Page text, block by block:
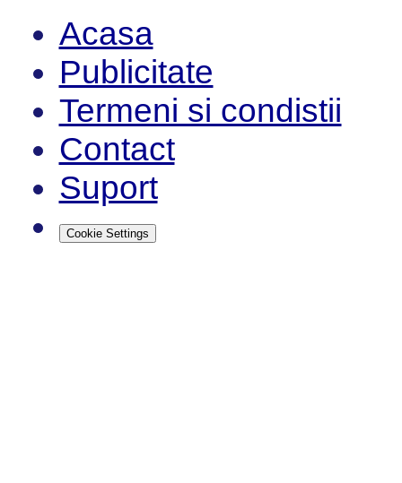
Acasa
Publicitate
Termeni si condistii
Contact
Suport
Cookie Settings